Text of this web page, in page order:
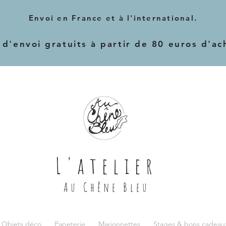
Envoi en France et à l'international.
d'envoi gratuits à partir de 80 euros
L'atelier
Au Chêne Bleu
Objets déco Papeterie Marionnettes Stages & bons